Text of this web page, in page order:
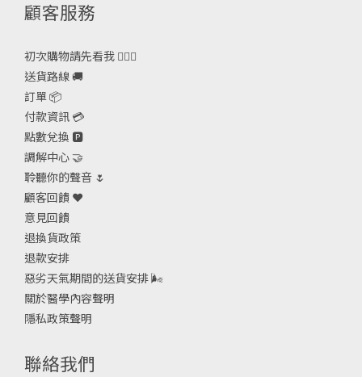
顧客服務
初次購物請先看我 🙋🏻‍♀️
送貨路線 🚚
訂單 📦
付款資訊 💳
點數兌換 🅿️
調解中心 🤝
聆聽你的聲音 🌷
顧客回饋 ❤️
意見回饋
退換貨政策
退款安排
惡劣天氣期間的送貨安排🌬
關於醫學內容聲明
隱私政策聲明
聯絡我們